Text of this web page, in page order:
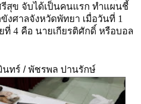
สุข จับได้เป็นคนแรก ทำแผนชี้
งศาลจังหวัดพัทยา เมื่อวันที่ 1
ที่ 4 คือ นายเกียรติศักดิ์ หรือบอล
ทร์ / พัชรพล ปานรักษ์